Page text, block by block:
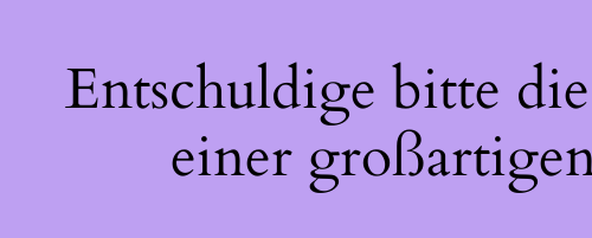
Entschuldige bitte
einer